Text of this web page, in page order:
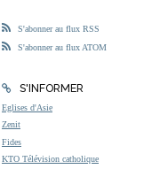
S'abonner au flux RSS
S'abonner au flux ATOM
S'INFORMER
Eglises d'Asie
Zenit
Fides
KTO Télévision catholique